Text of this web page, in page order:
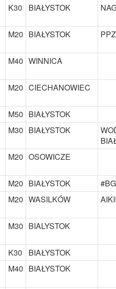
K30 BIAŁYSTOK
M20 BIAŁYSTOK
M40 WINNICA
M20 CIECHANOWIEC
M50 BIAŁYSTOK
M30 BIAŁYSTOK
M20 OSOWICZE
M20 BIAŁYSTOK
M20 WASILKÓW
M30 BIALYSTOK
K30
BIAŁYSTOK
M40 BIAŁYSTOK